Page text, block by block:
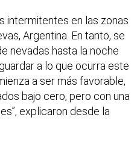
intermitentes en las zonas
Argentina. En tanto, se
nevadas hasta la noche
a lo que ocurra este
a ser más favorable,
bajo cero, pero con una
explicaron desde la